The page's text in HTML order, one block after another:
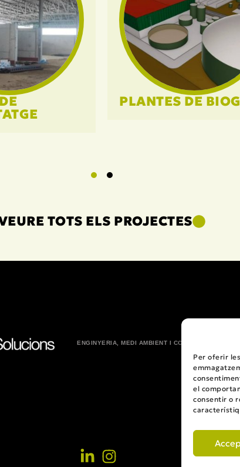
Per oferir
el
consentir o
PLANTES DE
TOTS ELS PROJECTES
ENGINYERIA, MEDI AMBIENT I CONSULTORIA